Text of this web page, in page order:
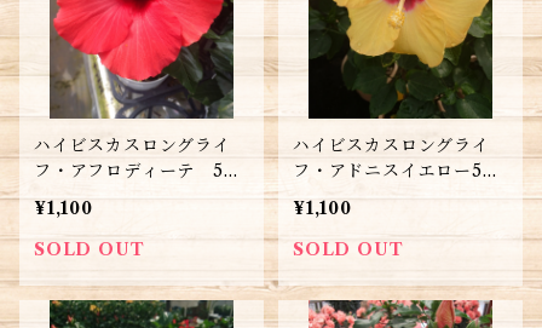
ハイビスカスロングライ
フ・アフロディーテ 5号
鉢 送料別
¥1,100
SOLD OUT
ハイビスカスロングライ
フ・アドニスイエロー5号
鉢 送料別
¥1,100
SOLD OUT